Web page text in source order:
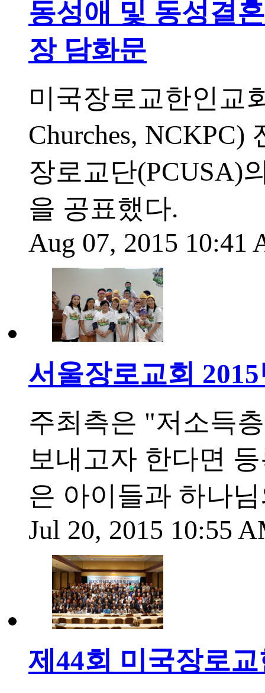
동성애 및 동성결
장 담화문
미국장로교한인교
Churches,
장로교단(PCUSA)
을 공표했다.
Aug 07, 2015 10:41
서울장로교회
주최측은 "저소득
보내고자 한다면
은 아이들과 하나
Jul 20, 2015 10:55
제44회 미국장로